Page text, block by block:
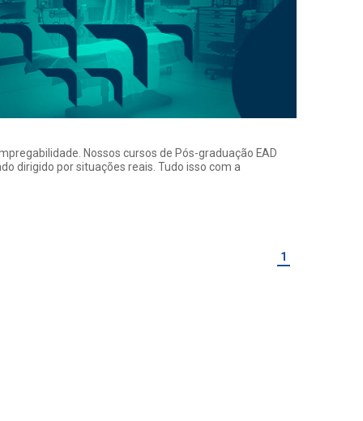
Nossos cursos de Pós-graduação EAD
dirigido por situações reais. Tudo isso com a
1